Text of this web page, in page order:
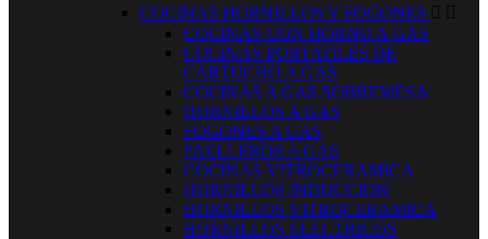
COCINAS HORNILLOS Y FOGONES  
COCINAS CON HORNO A GAS
COCINAS PORTATILES DE
CARTUCHO A GAS
COCINAS A GAS SOBREMESA
HORNILLOS A GAS
FOGONES A GAS
PAELLEROS A GAS
COCINAS VITROCERAMICA
HORNILLOS INDUCCION
HORNILLOS VITROCERAMICA
HORNILLOS ELECTRICOS